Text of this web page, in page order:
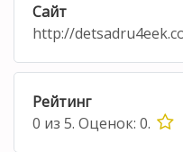
Сайт
http://
Рейтинг
0 из 5. Оценок: 0.